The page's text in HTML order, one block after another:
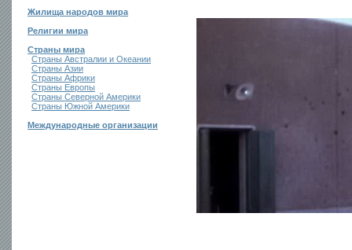
Жилища народов мира
Религии мира
Страны мира
Страны Австралии и Океании
Страны Азии
Страны Африки
Страны Европы
Страны Северной Америки
Страны Южной Америки
Международные организации